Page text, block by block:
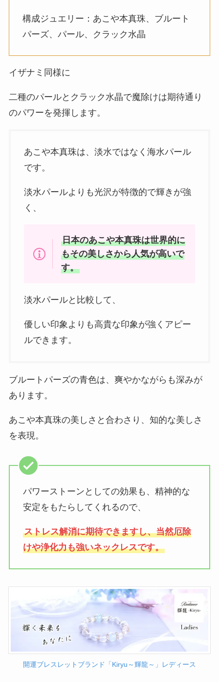
構成ジュエリー：あこや本真珠、ブルート
パーズ、パール、クラック水晶
イザナミ同様に
二種のパールとクラック水晶で魔除けは期待通り
のパワーを発揮します。
あこや本真珠は、淡水ではなく海水パール
です。
淡水パールよりも光沢が特徴的で輝きが強
く、
日本のあこや本真珠は世界的に
もその美しさから人気が高いで
す。
淡水パールと比較して、
優しい印象よりも高貴な印象が強くアピー
ルできます。
ブルートパーズの青色は、爽やかながらも深みが
あります。
あこや本真珠の美しさと合わさり、知的な美しさ
を表現。
パワーストーンとしての効果も、精神的な
安定をもたらしてくれるので、
ストレス解消に期待できますし、当然厄除
けや浄化力も強いネックレスです。
開運ブレスレットブランド「Kiryu～輝龍～」レディース